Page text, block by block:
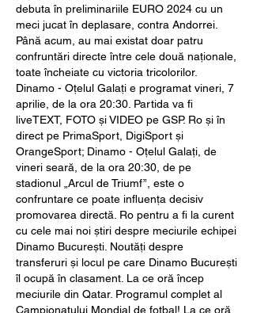
debuta în preliminariile EURO 2024 cu un
meci jucat în deplasare, contra Andorrei.
Până acum, au mai existat doar patru
confruntări directe între cele două naționale,
toate încheiate cu victoria tricolorilor.
Dinamo - Oțelul Galați e programat vineri, 7
aprilie, de la ora 20:30. Partida va fi
liveTEXT, FOTO și VIDEO pe GSP. Ro și în
direct pe PrimaSport, DigiSport și
OrangeSport; Dinamo - Oțelul Galați, de
vineri seară, de la ora 20:30, de pe
stadionul „Arcul de Triumf”, este o
confruntare ce poate influența decisiv
promovarea directă. Ro pentru a fi la curent
cu cele mai noi știri despre meciurile echipei
Dinamo București. Noutăți despre
transferuri și locul pe care Dinamo București
îl ocupă în clasament. La ce oră încep
meciurile din Qatar. Programul complet al
Campionatului Mondial de fotbal! La ce oră